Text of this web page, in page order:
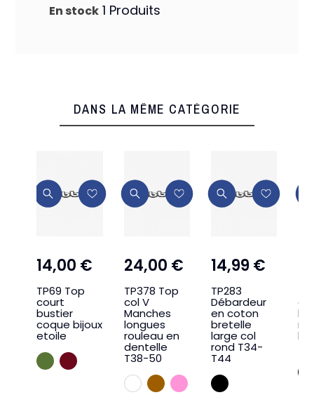
En stock 1 Produits
DANS LA MÊME CATÉGORIE
14,00 €
TP69 Top
court
bustier
coque bijoux
etoile
KAKIBORDEAUX
24,00 €
TP378 Top
col V
Manches
longues
rouleau en
dentelle
T38-50
BLANCCAMELROSEMALABA
14,99 €
TP283
Débardeur
en coton
bretelle
large col
rond T34-
T44
NOIR